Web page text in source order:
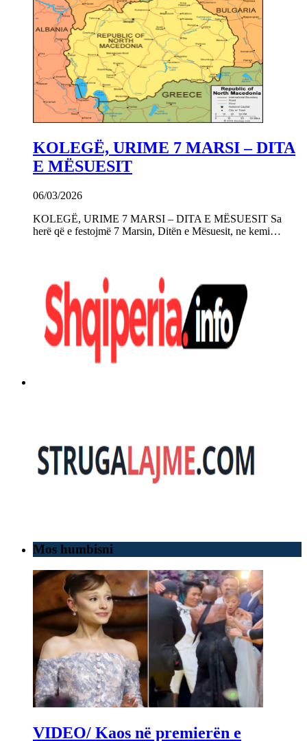
KOLEGË, URIME 7 MARSI – DITA
E MËSUESIT
06/03/2026
KOLEGË, URIME 7 MARSI – DITA E MËSUESIT Sa
herë që e festojmë 7 Marsin, Ditën e Mësuesit, ne kemi…
Mos humbisni
VIDEO/ Kaos në premierën e